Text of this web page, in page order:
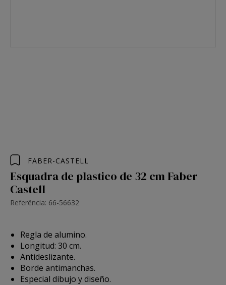
FABER-CASTELL
Esquadra de plastico de 32 cm Faber
Castell
Referência: 66-56632
Regla de alumino.
Longitud: 30 cm.
Antideslizante.
Borde antimanchas.
Especial dibujo y diseño.